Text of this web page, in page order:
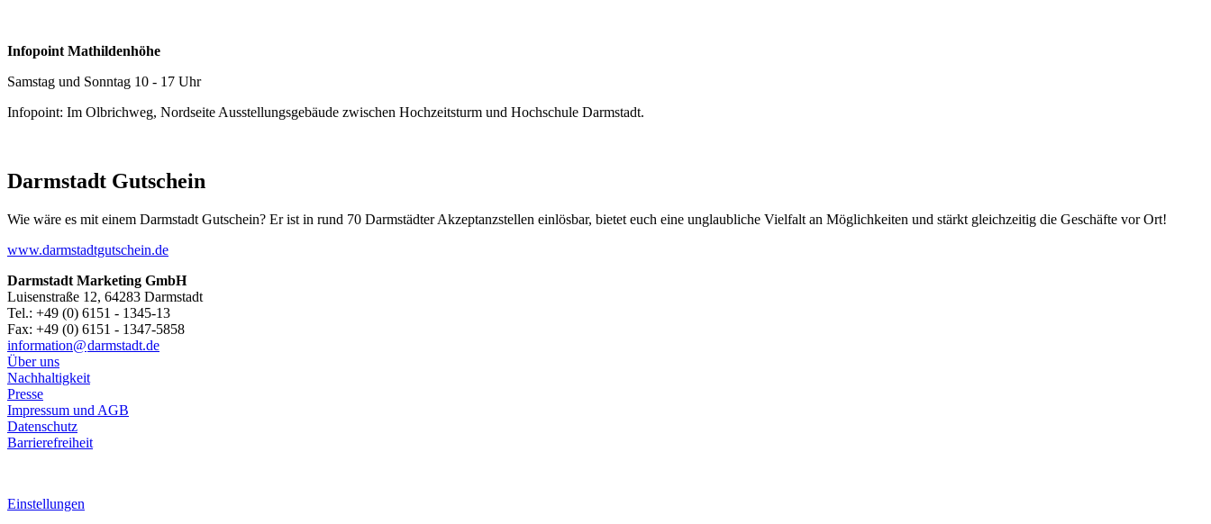
Infopoint Mathildenhöhe
Samstag und Sonntag 10 - 17 Uhr
Infopoint: Im Olbrichweg, Nordseite Ausstellungsgebäude zwischen Hochzeitsturm und Hochschule Darmstadt.
Darmstadt Gutschein
Wie wäre es mit einem Darmstadt Gutschein? Er ist in rund 70 Darmstädter Akzeptanzstellen einlösbar, bietet euch eine unglaubliche Vielfalt an Möglichkeiten und stärkt gleichzeitig die Geschäfte vor Ort!
www.darmstadtgutschein.de
Darmstadt Marketing GmbH
Luisenstraße 12, 64283 Darmstadt
Tel.: +49 (0) 6151 - 1345-13
Fax: +49 (0) 6151 - 1347-5858
information@darmstadt.de
Über uns
Nachhaltigkeit
Presse
Impressum und AGB
Datenschutz
Barrierefreiheit
Einstellungen